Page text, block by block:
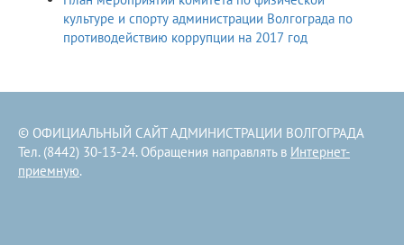
культуре и спорту администрации Волгограда по
противодействию коррупции на 2017 год
© ОФИЦИАЛЬНЫЙ САЙТ АДМИНИСТРАЦИИ ВОЛГОГРАДА
Тел. (8442) 30-13-24. Обращения направлять в Интернет-
приемную.